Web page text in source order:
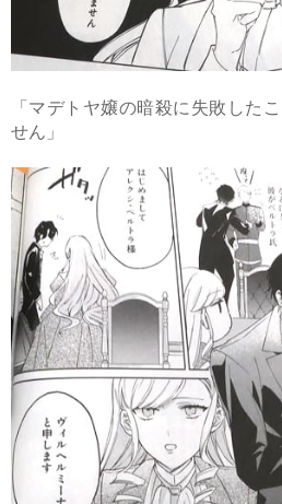
「マデトヤ嬢の暗殺に失敗した
せん」